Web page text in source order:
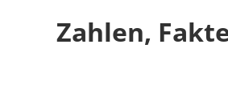
Zahlen,